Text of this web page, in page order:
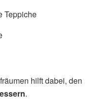
Teppiche
hilft dabei, den
.